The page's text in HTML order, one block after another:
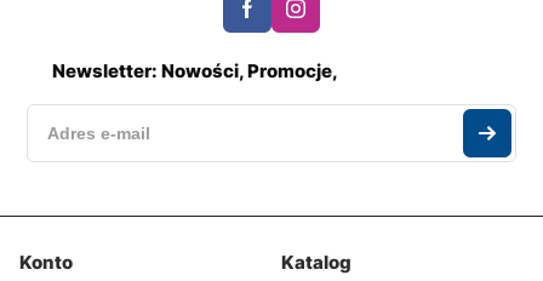
Newsletter: Nowości, Promocje,
Konto
Katalog